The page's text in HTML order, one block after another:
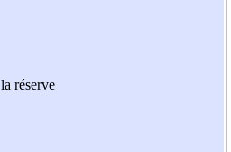
réserve